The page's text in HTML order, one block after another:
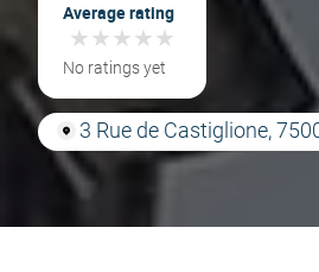
Average rating
★★★★★
★★★★★
No ratings yet
3 Rue de Castiglione,